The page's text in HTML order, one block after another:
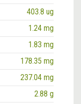
403.8 ug
1.24 mg
1.83 mg
178.35 mg
237.04 mg
2.88 g